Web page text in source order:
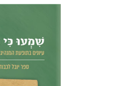
נחם אילן
פרנקל